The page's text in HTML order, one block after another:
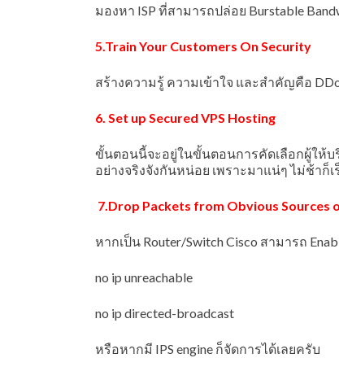
มองหา ISP ที่สามารถปล่อย Burstable
5.Train Your Customers On Security
สร้างความรู้ ความเข้าใจ และสำคัญคือ
6. Set up Secured VPS Hosting
ขั้นตอนนี้จะอยู่ในขั้นตอนการคัดเลือกผู้ให้บริ
อย่างจริงจังกันหน่อย เพราะมาแน่ๆ ไม่ช้าก็เ
7.Drop Packets from Obvious Sources
หากเป็น Router/Switch Cisco สามารถ
no ip unreachable
no ip directed-broadcast
หรือหากมี IPS engine ก็จัดการได้เลยครับ